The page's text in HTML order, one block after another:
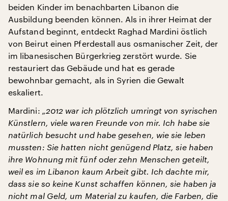
beiden Kinder im benachbarten Libanon die
Ausbildung beenden können. Als in ihrer Heimat der
Aufstand beginnt, entdeckt Raghad Mardini östlich
von Beirut einen Pferdestall aus osmanischer Zeit, der
im libanesischen Bürgerkrieg zerstört wurde. Sie
restauriert das Gebäude und hat es gerade
bewohnbar gemacht, als in Syrien die Gewalt
eskaliert.
Mardini: „2012 war ich plötzlich umringt von syrischen
Künstlern, viele waren Freunde von mir. Ich habe sie
natürlich besucht und habe gesehen, wie sie leben
mussten: Sie hatten nicht genügend Platz, sie haben
ihre Wohnung mit fünf oder zehn Menschen geteilt,
weil es im Libanon kaum Arbeit gibt. Ich dachte mir,
dass sie so keine Kunst schaffen können, sie haben ja
nicht mal Geld, um Material zu kaufen, die Farben, die